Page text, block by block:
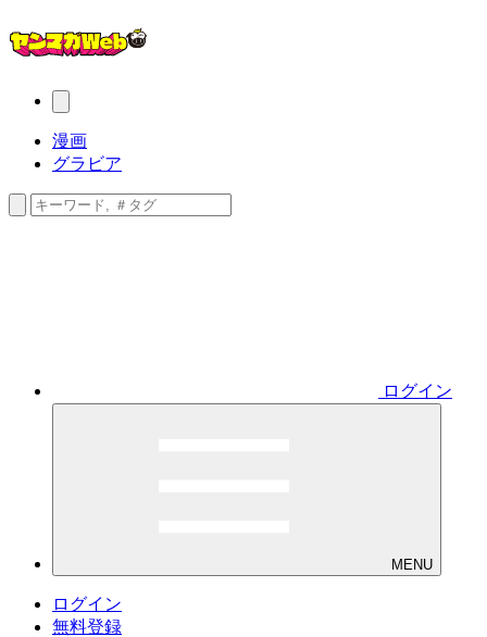
漫画
グラビア
ログイン
MENU
ログイン
無料登録